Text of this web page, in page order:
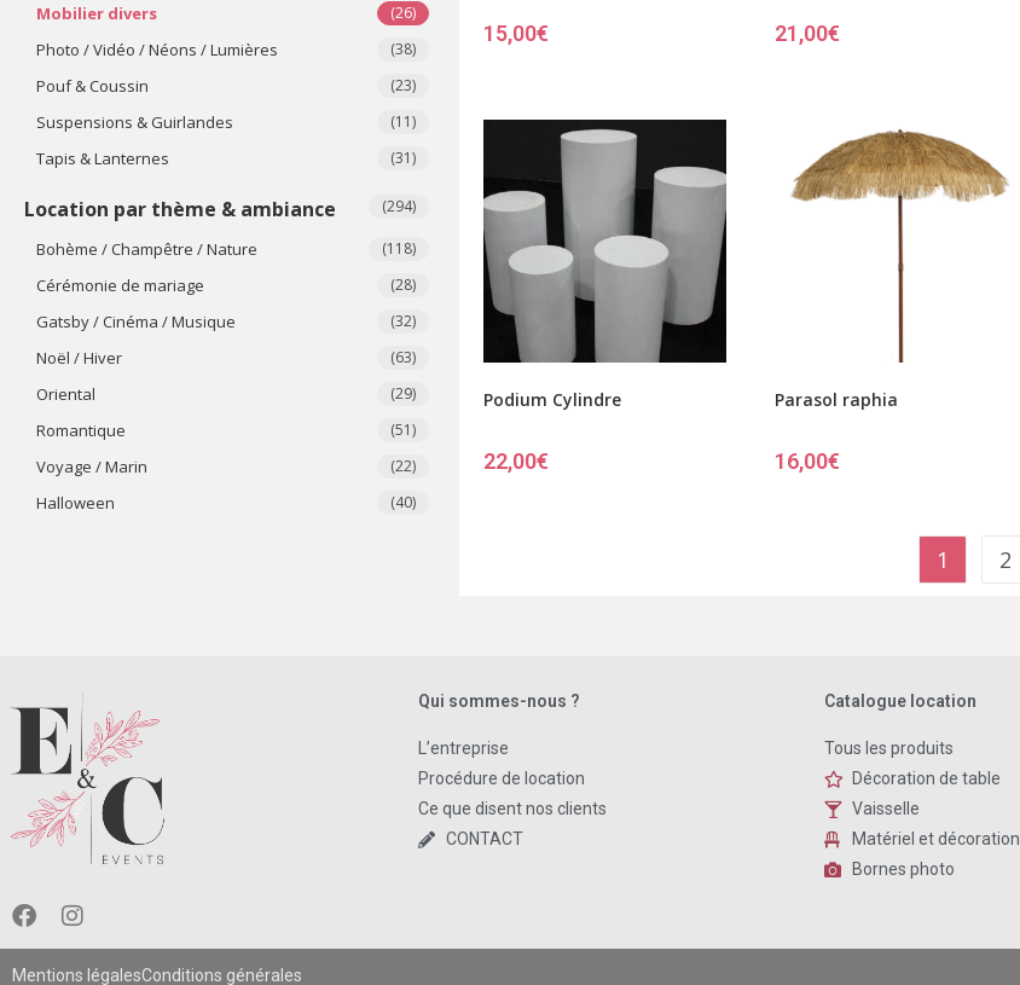
Mobilier divers (26)
Photo / Vidéo / Néons / Lumières (38)
Pouf & Coussin (23)
Suspensions & Guirlandes (11)
Tapis & Lanternes (31)
Location par thème & ambiance (294)
Bohème / Champêtre / Nature (118)
Cérémonie de mariage (28)
Gatsby / Cinéma / Musique (32)
Noël / Hiver (63)
Oriental (29)
Romantique (51)
Voyage / Marin (22)
​Halloween (40)
15,00€ 21,00€
Podium Cylindre
22,00€
Parasol raphia
16,00€
1 2
Qui sommes-nous ?
L’entreprise
Procédure de location
Ce que disent nos clients
CONTACT
Catalogue location
Tous les produits
Décoration de table
Vaisselle
Matériel et décoration
Bornes photo
Mentions légalesConditions générales